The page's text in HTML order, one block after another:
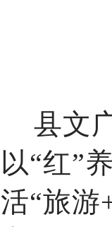
县文
以“红”
活“旅游